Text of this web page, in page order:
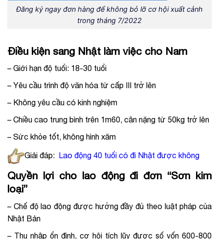
Đăng ký ngay đơn hàng để không bỏ lỡ cơ hội xuất cảnh
trong tháng 7/2022
Điều kiện sang Nhật làm việc cho Nam
– Giới hạn độ tuổi: 18-30 tuổi
– Yêu cầu trình độ văn hóa từ cấp III trở lên
– Không yêu cầu có kinh nghiệm
– Chiều cao trung bình trên 1m60, cân nặng từ 50kg trở lên
– Sức khỏe tốt, không hình xăm
Giải đáp: Lao động 40 tuổi có đi Nhật được không
Quyền lợi cho lao động đi đơn “Sơn kim
loại”
– Chế độ lao động được hưởng đầy đủ theo luật pháp của
Nhật Bản
– Thu nhập ổn định, cơ hội tích lũy được số vốn 600-800